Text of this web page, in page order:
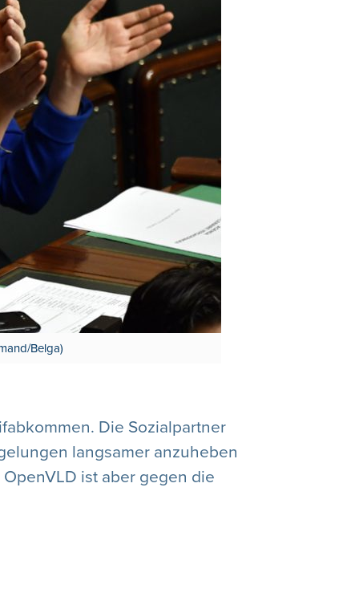
Belga)
Die Sozialpartner
langsamer anzuheben
ist aber gegen die